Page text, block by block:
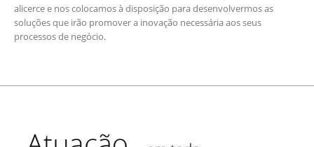
alicerce e nos colocamos à disposição para desenvolvermos as
soluções que irão promover a inovação necessária aos seus
processos de negócio.